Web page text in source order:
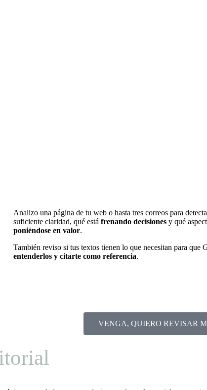
Analizo una página de tu web o hasta tres correos para
suficiente claridad, qué está frenando decisiones y qué
poniéndose en valor.
También reviso si tus textos tienen lo que necesitan para que
entenderlos y citarte como referencia.
VENGA, QUIERO REVISAR